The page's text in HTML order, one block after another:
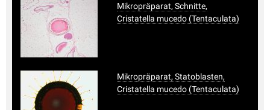
Mikropräparat, Schnitte,
Cristatella mucedo (Tentaculata)
Mikropräparat, Statoblasten,
Cristatella mucedo (Tentaculata)